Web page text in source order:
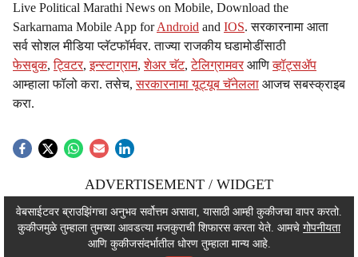
Live Political Marathi News on Mobile, Download the
Sarkarnama Mobile App forAndroid and IOS. सरकारनामा आता
सर्व सोशल मीडिया प्लॅटफॉर्मवर. ताज्या राजकीय घडामोडींसाठी
फेसबुक,ट्विटर,इन्स्टाग्राम,शेअर चॅट,टेलिग्रामवर आणिव्हॉट्सॲप
आम्हाला फॉलो करा. तसेच,सरकारनामा यूट्यूब चॅनेलला आजच सबस्क्राइब
करा.
ADVERTISEMENT / WIDGET
ADVERTISEMENT / WIDGET
ADVERTISEMENT / WIDGET
वेबसाईटवर ब्राउझिंगचा अनुभव सर्वोत्तम असावा, यासाठी आम्ही कुकीजचा वापर करतो.
कुकीजमुळे तुम्हाला तुमच्या आवडत्या मजकुराची शिफारस करता येते. आमचे गोपनीयता
आणि कुकीजसंदर्भातील धोरण तुम्हाला मान्य आहे.